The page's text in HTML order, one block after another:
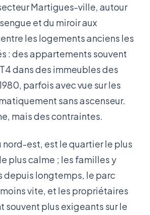
Martigues-ville, autour
et du miroir aux
les logements anciens les
: des appartements souvent
dans des immeubles des
parfois avec vue sur les
sans ascenseur.
mais des contraintes.
nord-est, est le quartier le plus
plus calme ; les familles y
depuis longtemps, le parc
vite, et les propriétaires
souvent plus exigeants sur le